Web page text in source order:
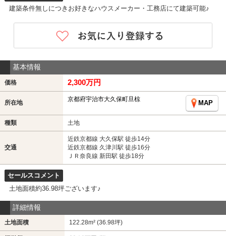
建築条件無しにつきお好きなハウスメーカー・工務店にて建築可能♪
基本情報
価格 2,300万円
所在地 京都府宇治市大久保町旦椋
MAP
種類 土地
交通
近鉄京都線 大久保駅 徒歩14分
近鉄京都線 久津川駅 徒歩16分
ＪＲ奈良線 新田駅 徒歩18分
セールスコメント
土地面積約36.98坪ございます♪
詳細情報
土地面積 122.28m² (36.98坪)